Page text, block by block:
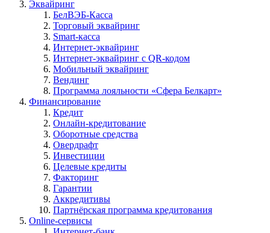
Эквайринг
БелВЭБ-Касса
Торговый эквайринг
Smart-касса
Интернет-эквайринг
Интернет-эквайринг с QR-кодом
Мобильный эквайринг
Вендинг
Программа лояльности «Сфера Белкарт»
Финансирование
Кредит
Онлайн-кредитование
Оборотные средства
Овердрафт
Инвестиции
Целевые кредиты
Факторинг
Гарантии
Аккредитивы
Партнёрская программа кредитования
Online-сервисы